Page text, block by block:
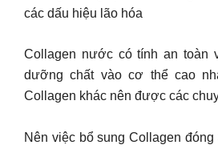
các dấu hiệu lão hóa
Collagen nước có tính an toàn
dưỡng chất vào cơ thể cao
Collagen khác nên được các
Nên việc bổ sung Collagen